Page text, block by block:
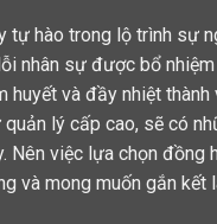
tự hào trong lộ trình sự
nhân sự được bổ
huyết và đầy nhiệt thành
lý cấp cao, sẽ có
Nên việc lựa chọn đồng
và mong muốn gắn kết